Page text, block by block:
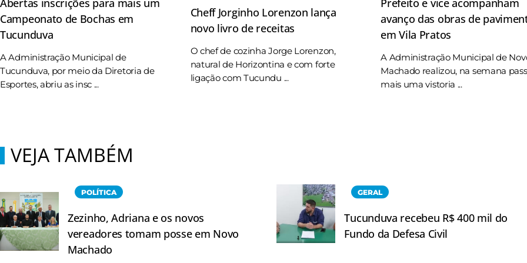
Abertas inscrições para mais um
Campeonato de Bochas em
Tucunduva
A Administração Municipal de
Tucunduva, por meio da Diretoria de
Esportes, abriu as insc ...
Cheff Jorginho Lorenzon lança
novo livro de receitas
O chef de cozinha Jorge Lorenzon,
natural de Horizontina e com forte
ligação com Tucundu ...
Prefeito e vice acompanham
avanço das obras de
em Vila Pratos
A Administração Municipal de
Machado realizou, na semana
mais uma vistoria ...
VEJA TAMBÉM
POLÍTICA
Zezinho, Adriana e os novos
vereadores tomam posse em Novo
Machado
GERAL
Tucunduva recebeu R$ 400 mil do
Fundo da Defesa Civil